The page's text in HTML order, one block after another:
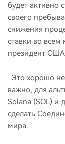
будет активно
своего
снижения
ставки во
президент
Это хорошо
важно, для
Solana (SOL) и
сделать
мира.